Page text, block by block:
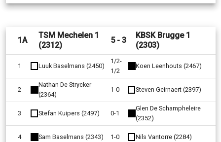
1A
TSM Mechelen 1
(2312)
5 - 3
KBSK Brugge 1
(2303)
1 Luuk Baselmans (2450)
1/2-
1/2
Koen Leenhouts (2467)
2
Nathan De Strycker
(2364)
1-0 Steven Geirnaert (2397)
3 Stefan Kuipers (2497) 0-1
Glen De Schampheleire
(2352)
4 Sam Baselmans (2343) 1-0 Nils Vantorre (2284)